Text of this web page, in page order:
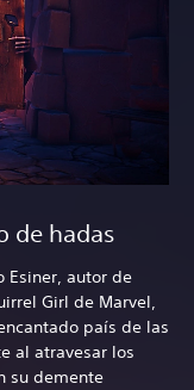
de hadas
Esiner, autor de
Girl de Marvel,
país de las
al atravesar los
su demente